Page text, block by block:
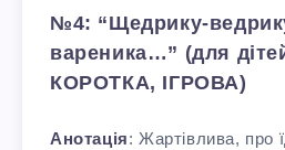
№4: “Щедрику-
вареника…” (для
КОРОТКА, ІГРОВА)
Анотація: Жартівлива, про